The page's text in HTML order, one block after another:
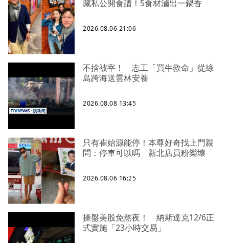
藏私公開食譜！5食材滷出一鍋香
2026.08.06 21:06
不捨被宰！ 志工「買牛救命」從綠
島跨海送雲林安養
2026.08.08 13:45
只有崔始源能停！本尊好奇找上門親
問：停車可以嗎 新北店員粉樂壞
2026.08.06 16:25
操盤美股免熬夜！ 納斯達克12/6正
式實施「23小時交易」